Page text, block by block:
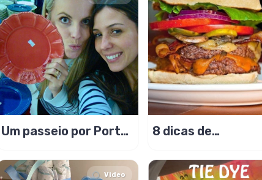
Um passeio por Porto
cerâmica!
8 dicas de
Miami
Video